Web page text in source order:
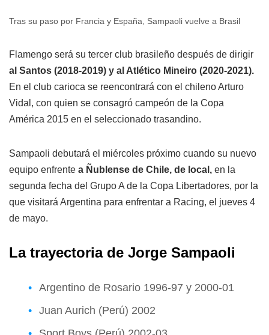
Tras su paso por Francia y España, Sampaoli vuelve a Brasil
Flamengo será su tercer club brasileño después de dirigir
al Santos (2018-2019) y al Atlético Mineiro (2020-2021).
En el club carioca se reencontrará con el chileno Arturo
Vidal, con quien se consagró campeón de la Copa
América 2015 en el seleccionado trasandino.
Sampaoli debutará el miércoles próximo cuando su nuevo
equipo enfrente a Ñublense de Chile, de local, en la
segunda fecha del Grupo A de la Copa Libertadores, por la
que visitará Argentina para enfrentar a Racing, el jueves 4
de mayo.
La trayectoria de Jorge Sampaoli
Argentino de Rosario 1996-97 y 2000-01
Juan Aurich (Perú) 2002